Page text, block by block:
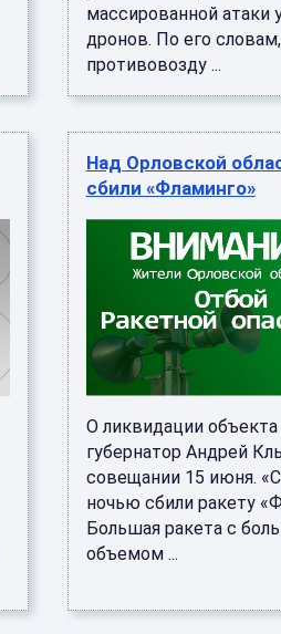
массированной атаки
дронов. По его
противовозду ...
Над Орловской
сбили «Фламинго»
О ликвидации
губернатор Андрей
совещании 15 июня.
ночью сбили ракету
Большая ракета с
объемом ...